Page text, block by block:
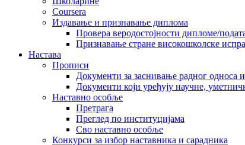
Coursera
Издавање и признавање диплома
Провера веродостојности дипломе/
Признавање стране високошколске
Настава
Прописи
Документи за заснивање радног односа
Документи који уређују научне,
Наставно особље
Претрага
Преглед по институцијама
Сво наставно особље
Конкурси за избор наставника и сарадника